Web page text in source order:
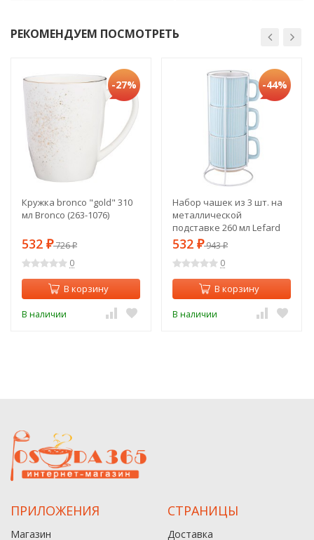
РЕКОМЕНДУЕМ ПОСМОТРЕТЬ
-27%
Кружка bronco "gold" 310
мл Bronco (263-1076)
532 ₽726₽
0
В корзину
В наличии
-44%
Набор чашек из 3 шт. на
металлической
подставке 260 мл Lefard
(155-768)
532 ₽943₽
0
В корзину
В наличии
ПРИЛОЖЕНИЯ
Магазин
СТРАНИЦЫ
Доставка